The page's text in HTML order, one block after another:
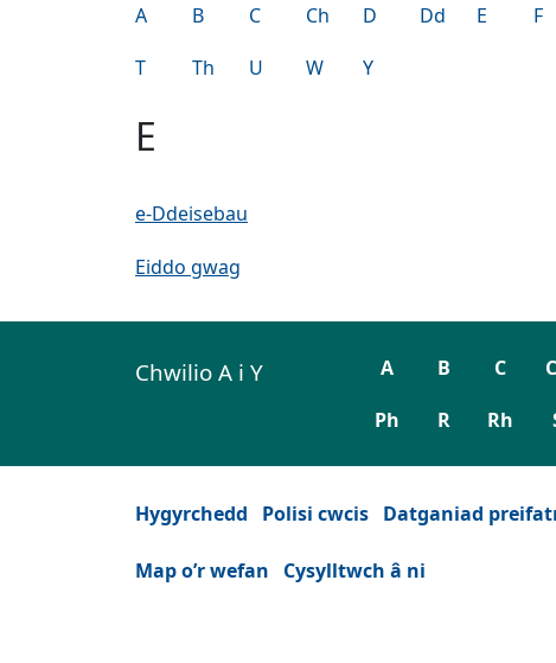
A B C Ch D Dd E F
T Th U W Y
E
e-Ddeisebau
Eiddo gwag
Chwilio A i Y A B C
Ph R Rh
Hygyrchedd Polisi cwcis Datganiad
Map o’r wefan Cysylltwch â ni